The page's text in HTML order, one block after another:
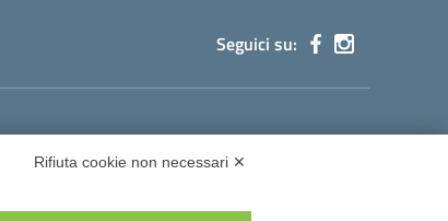
Seguici su:
Rifiuta cookie non necessari ✕